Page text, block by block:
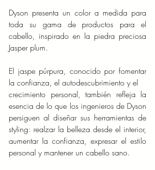
Dyson presenta un color a medida para
toda su gama de productos para el
cabello, inspirado en la piedra preciosa
Jasper plum.
El jaspe púrpura, conocido por fomentar
la confianza, el autodescubrimiento y el
crecimiento personal, también refleja la
esencia de lo que los ingenieros de Dyson
persiguen al diseñar sus herramientas de
styling: realzar la belleza desde el interior,
aumentar la confianza, expresar el estilo
personal y mantener un cabello sano.